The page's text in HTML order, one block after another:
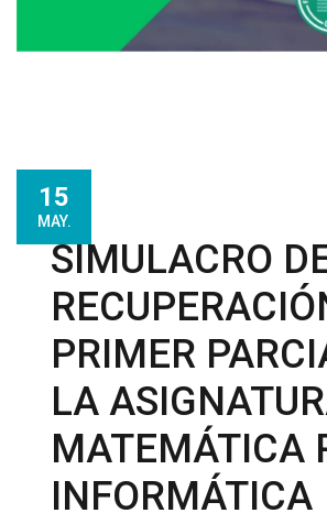
15
MAY.
SIMULACRO
PRIMER
LA
MATEMÁTICA
INFORMÁTICA